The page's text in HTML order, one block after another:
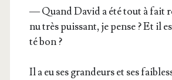
— Quand David a été tout à fait
nu très puis­sant, je pense ? Et il
té bon ?
Il a eu ses gran­deurs et ses